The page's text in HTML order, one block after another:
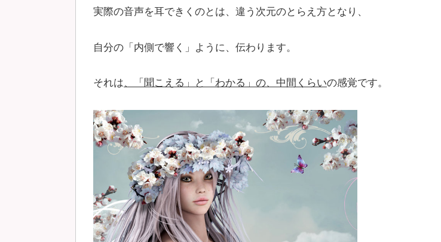
実際の音声を耳できくのとは、違う次元のとらえ方となり、
自分の「内側で響く」ように、伝わります。
それは、「聞こえる」と「わかる」の、中間くらいの感覚です。